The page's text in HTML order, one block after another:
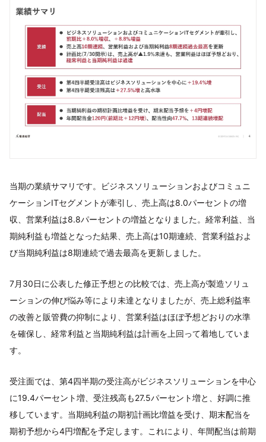
当期の業績サマリです。ビジネスソリューションおよびコミュニ
ケーションITセグメントが牽引し、売上⾼は8.0パーセントの増
収、営業利益は8.8パーセントの増益となりました。経常利益、当
期純利益も増益となった結果、売上⾼は10期連続、営業利益およ
び当期純利益は8期連続で過去最⾼を更新しました。
7月30日に公表した修正予想との⽐較では、売上⾼が製造ソリュ
ーションの伸び悩み等により未達となりましたが、売上総利益率
の改善と販管費の抑制により、営業利益はほぼ予想どおりの⽔準
を確保し、経常利益と当期純利益は計画を上回って着地していま
す。
受注⾯では、第4四半期の受注⾼がビジネスソリューションを中⼼
に19.4パーセント増、受注残⾼も27.5パーセント増と、好調に推
移しています。当期純利益の期初計画⽐増益を受け、期末配当を
期初予想から4円増配を予定します。これにより、年間配当は前期